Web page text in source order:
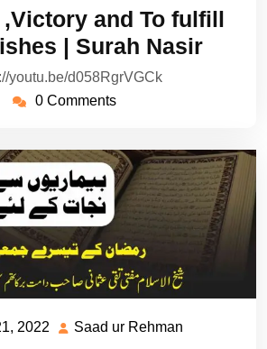
2022
Rehman
and To fulfill
| Surah Nasir
youtu.be/d058RgrVGCk
0 Comments
2022
AprilSaad ur Rehman